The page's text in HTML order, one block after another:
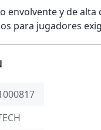
envolvente y de
para jugadores